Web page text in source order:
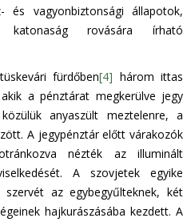
és vagyonbiztonsági állapotok,
rovására írható
fürdőben[4] három ittas
a pénztárat megkerülve jegy
anyaszült meztelenre, a
A jegypénztár előtt várakozók
nézték az illuminált
A szovjetek egyike
az egybegyűlteknek, két
hajkurászásába kezdett. A